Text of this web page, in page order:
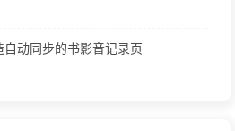
动同步的书影音记录页